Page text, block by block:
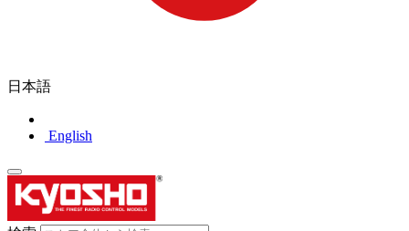
日本語
English